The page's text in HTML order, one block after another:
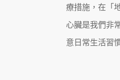
療措施，在「
心臟是我們非
意日常生活習